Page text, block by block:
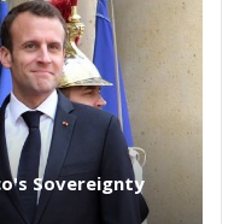
Sovereignty